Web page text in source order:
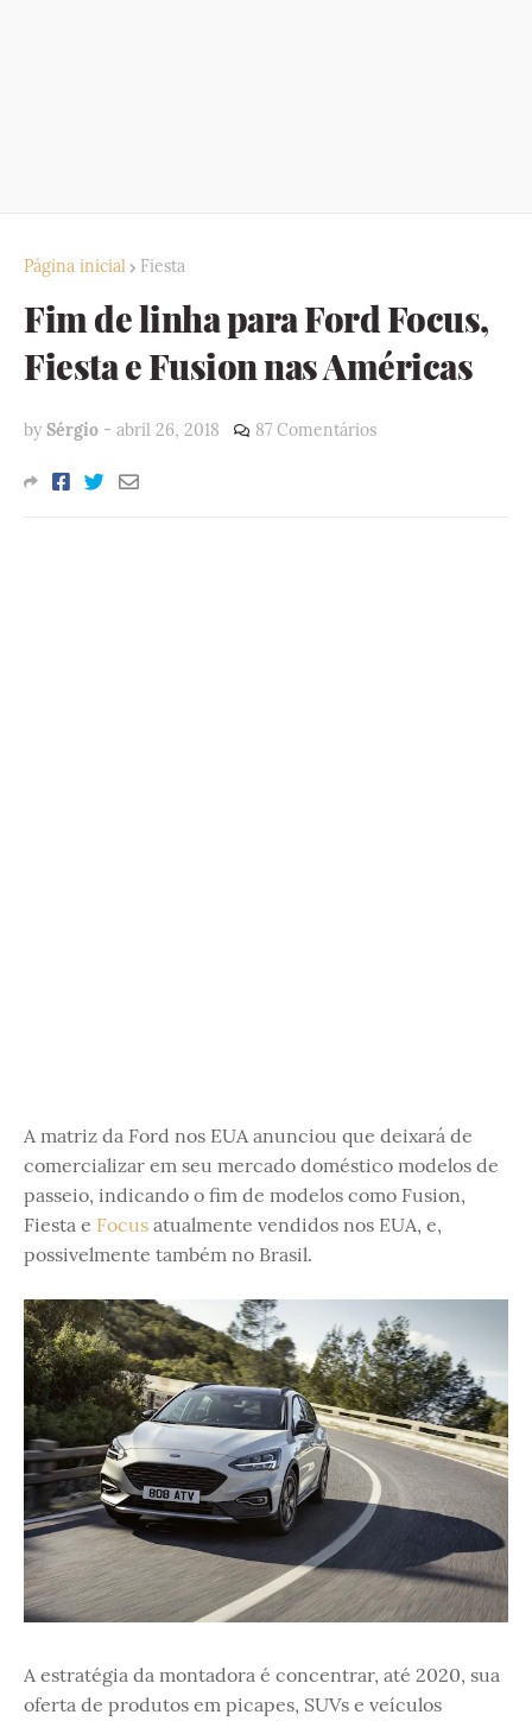
Página inicial Fiesta
Fim de linha para Ford Focus,
Fiesta e Fusion nas Américas
by Sérgio - abril 26, 2018 87 Comentários
A matriz da Ford nos EUA anunciou que deixará de
comercializar em seu mercado doméstico modelos de
passeio, indicando o fim de modelos como Fusion,
Fiesta e Focus atualmente vendidos nos EUA, e,
possivelmente também no Brasil.
A estratégia da montadora é concentrar, até 2020, sua
oferta de produtos em picapes, SUVs e veículos